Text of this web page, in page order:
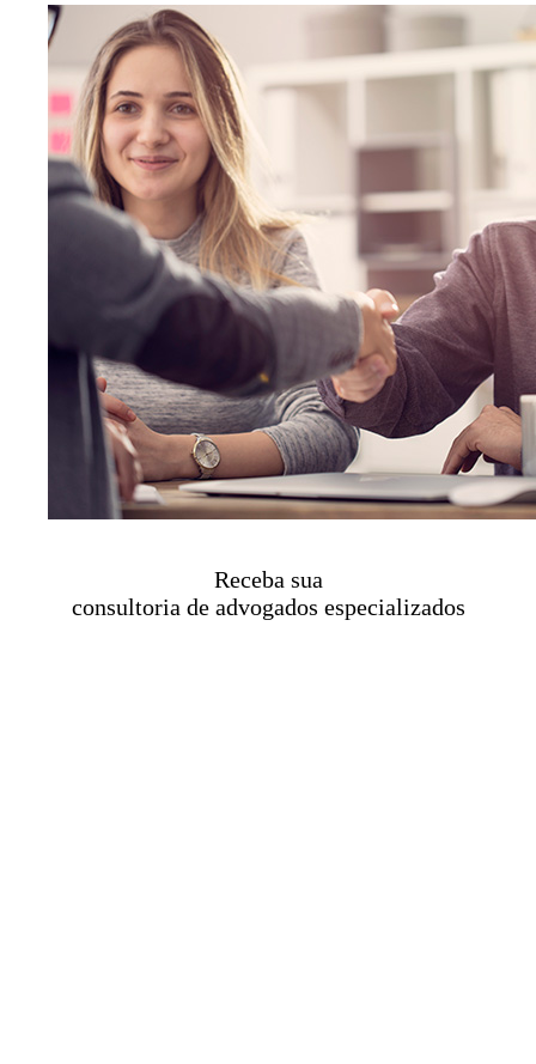
Receba sua
consultoria de advogados especializados